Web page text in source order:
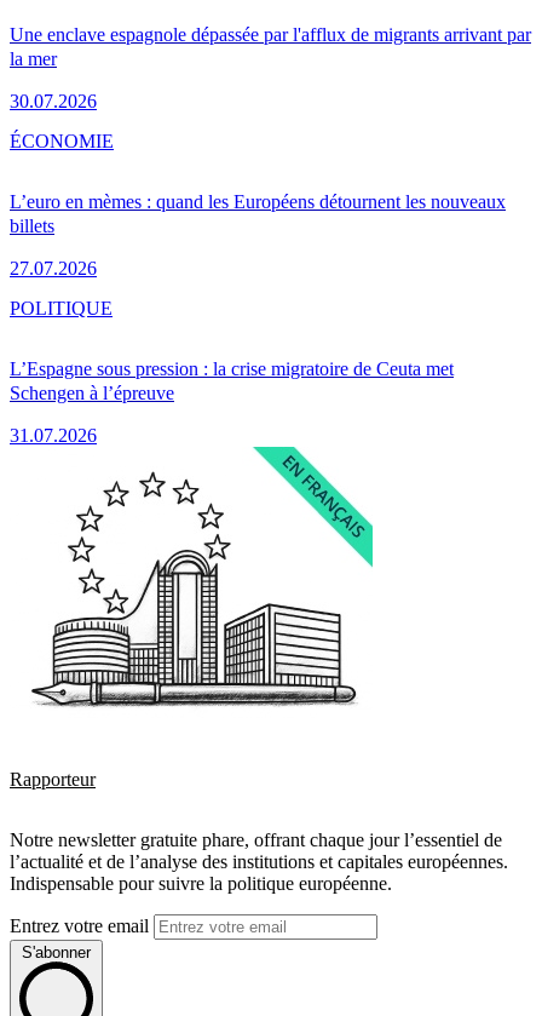
Une enclave espagnole dépassée par l'afflux de migrants arrivant par
la mer
30.07.2026
L’euro en mèmes : quand les Européens détournent les nouveaux
billets
27.07.2026
ÉCONOMIE
L’Espagne sous pression : la crise migratoire de Ceuta met
Schengen à l’épreuve
31.07.2026
POLITIQUE
Rapporteur
Notre newsletter gratuite phare, offrant chaque jour l’essentiel de
l’actualité et de l’analyse des institutions et capitales européennes.
Indispensable pour suivre la politique européenne.
Entrez votre email
S'abonner